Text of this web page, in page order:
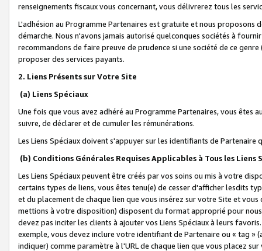
renseignements fiscaux vous concernant, vous délivrerez tous les
L'adhésion au Programme Partenaires est gratuite et nous proposons
démarche. Nous n'avons jamais autorisé quelconques sociétés à
recommandons de faire preuve de prudence si une société de ce
proposer des services payants.
2. Liens Présents sur Votre Site
(a) Liens Spéciaux
Une fois que vous avez adhéré au Programme Partenaires, vous êtes
suivre, de déclarer et de cumuler les rémunérations.
Les Liens Spéciaux doivent s'appuyer sur les identifiants de Partenaire
(b) Conditions Générales Requises Applicables à Tous les Liens
Les Liens Spéciaux peuvent être créés par vos soins ou mis à votre
certains types de liens, vous êtes tenu(e) de cesser d'afficher lesdits
et du placement de chaque lien que vous insérez sur votre Site et
mettions à votre disposition) disposent du format approprié pour
devez pas inciter les clients à ajouter vos Liens Spéciaux à leurs
exemple, vous devez inclure votre identifiant de Partenaire ou « tag
indiquer) comme paramètre à l'URL de chaque lien que vous placez